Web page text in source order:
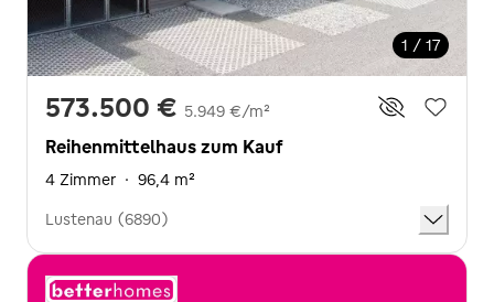
1 / 17
573.500 € 5.949 €/m²
Reihenmittelhaus zum Kauf
4 Zimmer · 96,4 m²
Lustenau (6890)